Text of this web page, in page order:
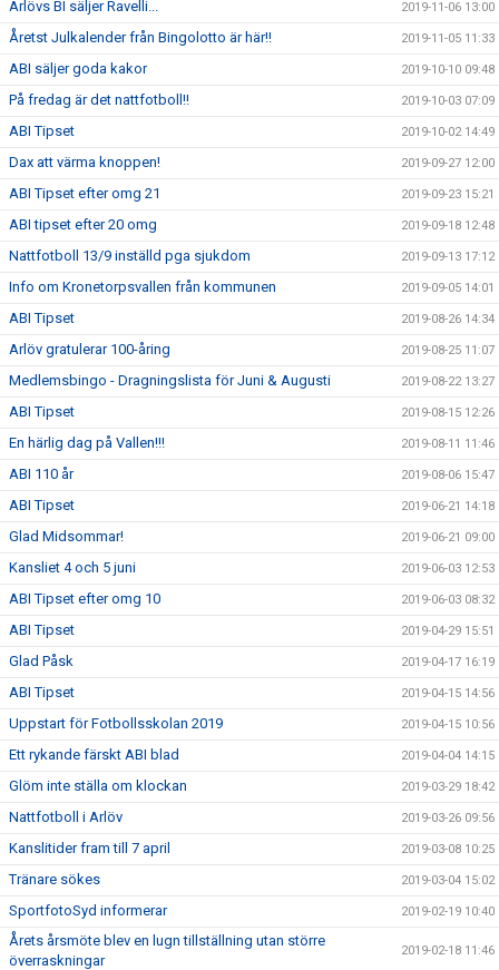
Arlövs BI säljer Ravelli... 2019-11-06 13:00
Åretst Julkalender från Bingolotto är här!! 2019-11-05 11:33
ABI säljer goda kakor 2019-10-10 09:48
På fredag är det nattfotboll!! 2019-10-03 07:09
ABI Tipset 2019-10-02 14:49
Dax att värma knoppen! 2019-09-27 12:00
ABI Tipset efter omg 21 2019-09-23 15:21
ABI tipset efter 20 omg 2019-09-18 12:48
Nattfotboll 13/9 inställd pga sjukdom 2019-09-13 17:12
Info om Kronetorpsvallen från kommunen 2019-09-05 14:01
ABI Tipset 2019-08-26 14:34
Arlöv gratulerar 100-åring 2019-08-25 11:07
Medlemsbingo - Dragningslista för Juni & Augusti 2019-08-22 13:27
ABI Tipset 2019-08-15 12:26
En härlig dag på Vallen!!! 2019-08-11 11:46
ABI 110 år 2019-08-06 15:47
ABI Tipset 2019-06-21 14:18
Glad Midsommar! 2019-06-21 09:00
Kansliet 4 och 5 juni 2019-06-03 12:53
ABI Tipset efter omg 10 2019-06-03 08:32
ABI Tipset 2019-04-29 15:51
Glad Påsk 2019-04-17 16:19
ABI Tipset 2019-04-15 14:56
Uppstart för Fotbollsskolan 2019 2019-04-15 10:56
Ett rykande färskt ABI blad 2019-04-04 14:15
Glöm inte ställa om klockan 2019-03-29 18:42
Nattfotboll i Arlöv 2019-03-26 09:56
Kanslitider fram till 7 april 2019-03-08 10:25
Tränare sökes 2019-03-04 15:02
SportfotoSyd informerar 2019-02-19 10:40
Årets årsmöte blev en lugn tillställning utan större
överraskningar
2019-02-18 11:46